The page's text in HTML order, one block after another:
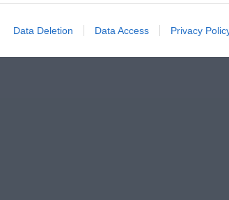
Data Deletion Data Access Privacy